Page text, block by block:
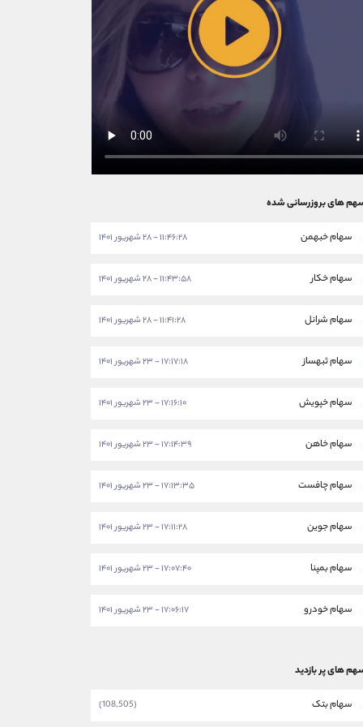
های بروزرسانی شده
سهام خبهمن ۱۱:۴۶:۲۸ - ۲۸ شهریور ۱۴۰۱
سهام خکار ۱۱:۴۳:۵۸ - ۲۸ شهریور ۱۴۰۱
سهام شرانل ۱۱:۴۱:۲۸ - ۲۸ شهریور ۱۴۰۱
سهام ثبهساز ۱۷:۱۷:۱۸ - ۲۳ شهریور ۱۴۰۱
سهام خپویش ۱۷:۱۶:۱۰ - ۲۳ شهریور ۱۴۰۱
سهام خاهن ۱۷:۱۴:۳۹ - ۲۳ شهریور ۱۴۰۱
سهام چافست ۱۷:۱۳:۳۵ - ۲۳ شهریور ۱۴۰۱
سهام جوین ۱۷:۱۱:۲۸ - ۲۳ شهریور ۱۴۰۱
سهام بمپنا ۱۷:۰۷:۴۰ - ۲۳ شهریور ۱۴۰۱
سهام خودرو ۱۷:۰۶:۱۷ - ۲۳ شهریور ۱۴۰۱
های پر بازدید
سهام بتک (108,505)